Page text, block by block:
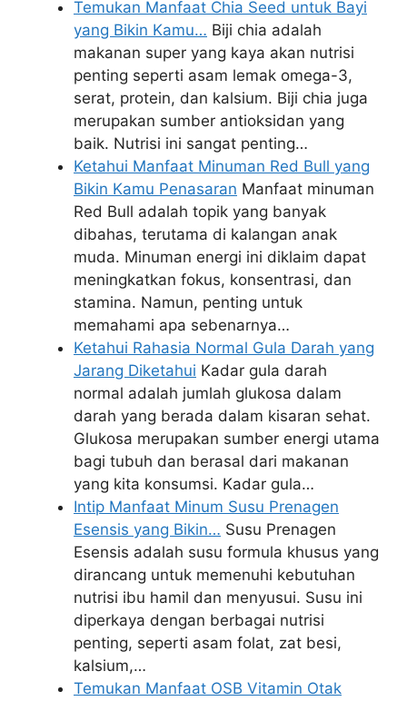
Temukan Manfaat Chia Seed untuk Bayi
yang Bikin Kamu… Biji chia adalah
makanan super yang kaya akan nutrisi
penting seperti asam lemak omega-3,
serat, protein, dan kalsium. Biji chia juga
merupakan sumber antioksidan yang
baik. Nutrisi ini sangat penting…
Ketahui Manfaat Minuman Red Bull yang
Bikin Kamu Penasaran Manfaat minuman
Red Bull adalah topik yang banyak
dibahas, terutama di kalangan anak
muda. Minuman energi ini diklaim dapat
meningkatkan fokus, konsentrasi, dan
stamina. Namun, penting untuk
memahami apa sebenarnya…
Ketahui Rahasia Normal Gula Darah yang
Jarang Diketahui Kadar gula darah
normal adalah jumlah glukosa dalam
darah yang berada dalam kisaran sehat.
Glukosa merupakan sumber energi utama
bagi tubuh dan berasal dari makanan
yang kita konsumsi. Kadar gula…
Intip Manfaat Minum Susu Prenagen
Esensis yang Bikin… Susu Prenagen
Esensis adalah susu formula khusus yang
dirancang untuk memenuhi kebutuhan
nutrisi ibu hamil dan menyusui. Susu ini
diperkaya dengan berbagai nutrisi
penting, seperti asam folat, zat besi,
kalsium,…
Temukan Manfaat OSB Vitamin Otak